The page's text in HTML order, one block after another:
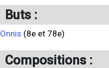
Buts :
Onnis (8e et 78e)
Compositions :